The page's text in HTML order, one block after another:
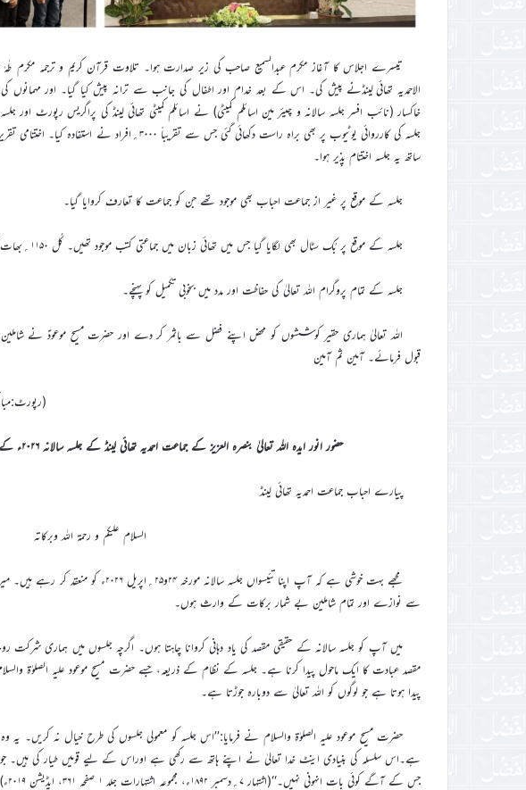
تیسرے اجلاس کا آغاز مکرم عبدالسمیع صاحب کی زیر صدارت ہوا۔ تلاوت قرآن کریم و ترجمہ مکرم
الاحمدیہ تھائی لینڈنے پیش کی۔ اس کے بعد خدام اور اطفال کی جانب سے ترانہ پیش کیا گیا۔ اور
جلسہ کی کارروائی یوٹیوب پر بھی براہ راست دکھائی گئی جس
ساتھ یہ جلسہ اختتام پذیر ہوا۔
جلسہ کے موقع پر غیر از جماعت احباب بھی موجود تھے جن کو جماعت کا تعارف کروایا گیا۔
جلسہ کے موقع پر بُک سٹال بھی لگایا گیا جس میں تھائی زبان میں جماعتی کتب موجود تھیں۔ کُل ۱۱۵۰؍بھات کی کتب فروخت ہوئیں۔
جلسہ کے تمام پروگرام اللہ تعالیٰ کی حفاظت اور مدد میں بخوبی تکمیل کو پہنچے۔
اللہ تعالیٰ ہماری حقیر کوششوں کو محض اپنے فضل سے باثمر کر دے اور حضرت مسیح موعودؑ نے
قبول فرمائے۔ آمین ثم آمین
حضور انور ایدہ اللہ تعالیٰ بنصرہ العزیز کے جماعت احمدیہ تھائی لینڈ کے جلسہ سالانہ ۲۰۲۶ء کے موقع پر بصیرت افروز پیغام کا اردو مفہوم
پیارے احباب جماعت احمدیہ تھائی لینڈ
السلام علیکم و رحمۃ اللہ وبرکاتہ
مجھے بہت خوشی ہے کہ آپ اپنا تئیسواں جلسہ
سے نوازے اور تمام شاملین بے شمار برکات کے وارث ہوں۔
میں آپ کو جلسہ سالانہ کے حقیقی مقصد کی یاد دہانی کروانا چاہتا ہوں۔ اگرچہ جلسوں میں ہماری شرکت
مقصد عبادت کا ایک ماحول پیدا کرنا ہے۔ جلسہ کے نظام کے ذریعہ، جسے حضرت مسیح موعود علیہ الصلوٰۃ
پیدا ہوتا ہے جو لوگوں کو اللہ تعالیٰ سے دوبارہ جوڑتا ہے۔
حضرت مسیح موعود علیہ الصلوٰۃ والسلام نے فرمایا:’’اس جلسہ کو معمولی جلسوں کی طرح خیال نہ کریں۔ یہ
ہے۔اس سلسلہ کی بنیادی اینٹ خدا تعالیٰ نے اپنے ہاتھ سے رکھی ہے اوراس کے لیے قومیں طیار کی ہیں۔
جس کے آگے کوئی بات انہونی نہیں۔‘‘(اشتہار ۷؍دسمبر ۱۸۹۲ء، مجموعہ اشتہارات جلد ۱ صفحہ ۳۶۱، ایڈیشن ۲۰۱۹ء)